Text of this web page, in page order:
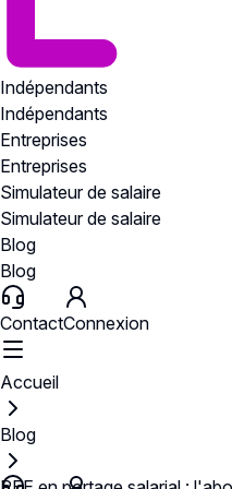
Indépendants
Indépendants
Entreprises
Entreprises
Simulateur de salaire
Simulateur de salaire
Blog
Blog
ContactConnexion
Accueil
Blog